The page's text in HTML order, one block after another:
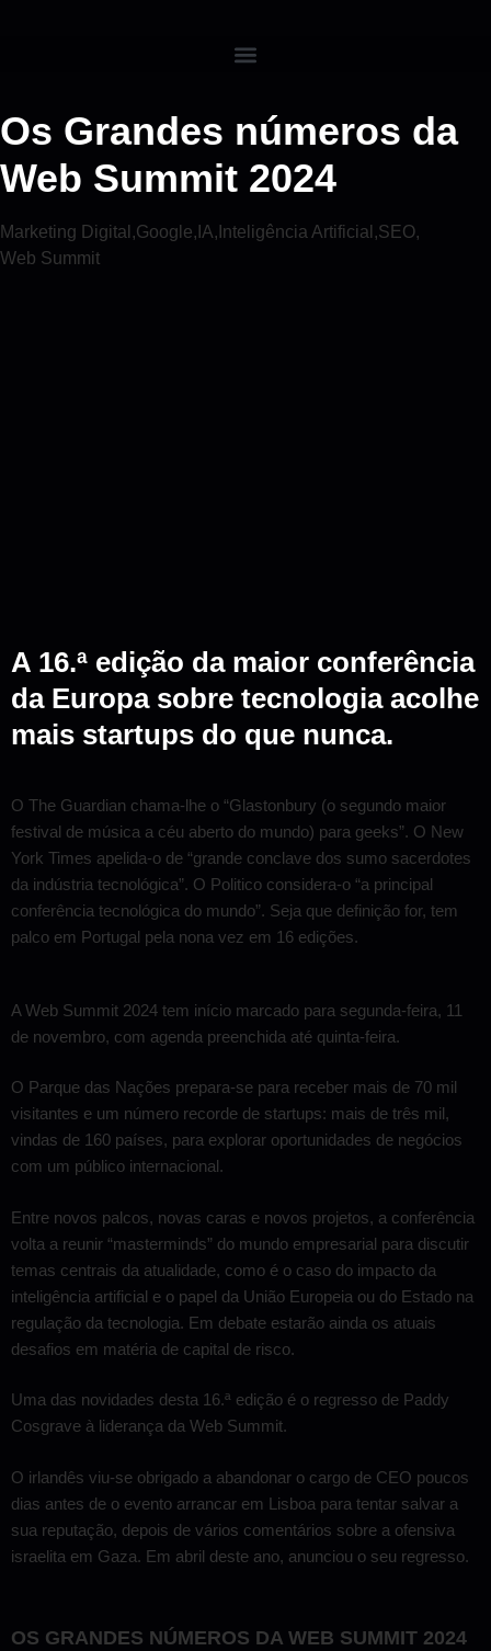
Os Grandes números da
Web Summit 2024
Marketing Digital ,Google, IA, Inteligência Artificial ,SEO,
Web Summit
A 16.ª edição da maior conferência
da Europa sobre tecnologia acolhe
mais startups do que nunca.
O The Guardian chama-lhe o “Glastonbury (o segundo maior
festival de música a céu aberto do mundo) para geeks”. O New
York Times apelida-o de “grande conclave dos sumo sacerdotes
da indústria tecnológica”. O Politico considera-o “a principal
conferência tecnológica do mundo”. Seja que definição for, tem
palco em Portugal pela nona vez em 16 edições.
A Web Summit 2024 tem início marcado para segunda-feira, 11
de novembro, com agenda preenchida até quinta-feira.
O Parque das Nações prepara-se para receber mais de 70 mil
visitantes e um número recorde de startups: mais de três mil,
vindas de 160 países, para explorar oportunidades de negócios
com um público internacional.
Entre novos palcos, novas caras e novos projetos, a conferência
volta a reunir “masterminds” do mundo empresarial para discutir
temas centrais da atualidade, como é o caso do impacto da
inteligência artificial e o papel da União Europeia ou do Estado na
regulação da tecnologia. Em debate estarão ainda os atuais
desafios em matéria de capital de risco.
Uma das novidades desta 16.ª edição é o regresso de Paddy
Cosgrave à liderança da Web Summit.
O irlandês viu-se obrigado a abandonar o cargo de CEO poucos
dias antes de o evento arrancar em Lisboa para tentar salvar a
sua reputação, depois de vários comentários sobre a ofensiva
israelita em Gaza. Em abril deste ano, anunciou o seu regresso.
OS GRANDES NÚMEROS DA WEB SUMMIT 2024